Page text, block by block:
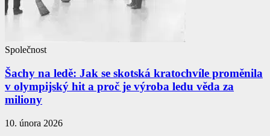
Společnost
Šachy na ledě: Jak se skotská kratochvíle proměnila
v olympijský hit a proč je výroba ledu věda za
miliony
10. února 2026